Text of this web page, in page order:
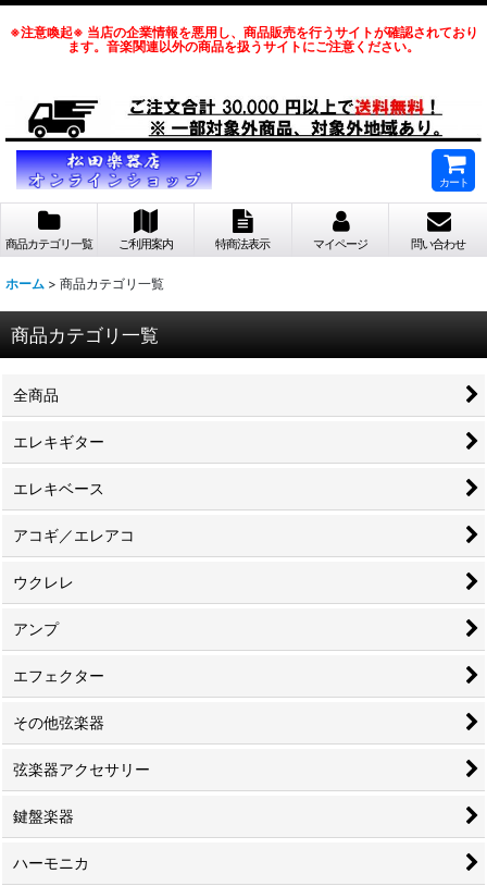
※注意喚起※ 当店の企業情報を悪用し、商品販売を行うサイトが確認されており
ます。音楽関連以外の商品を扱うサイトにご注意ください。
カート
商品カテゴリ一覧 ご利用案内 特商法表示 マイページ 問い合わせ
ホーム > 商品カテゴリ一覧
商品カテゴリ一覧
全商品
エレキギター
エレキベース
アコギ／エレアコ
ウクレレ
アンプ
エフェクター
その他弦楽器
弦楽器アクセサリー
鍵盤楽器
ハーモニカ